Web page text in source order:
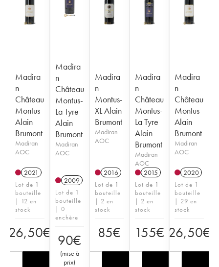
Madira
n
Château
Montus
Alain
Brumont
Madiran
AOC
2021
Lot de 1
bouteille
| 12 en
stock
26,50€
Madira
n
Château
Montus-
La Tyre
Alain
Brumont
Madiran
AOC
2009
Lot de 1
bouteille
| 0
enchère
90€
(mise à
prix)
Madira
n
Montus-
XL Alain
Brumont
Madiran
AOC
2016
Lot de 1
bouteille
| 2 en
stock
85€
Madira
n
Château
Montus-
La Tyre
Alain
Brumont
Madiran
AOC
2015
Lot de 1
bouteille
| 2 en
stock
155€
Madira
n
Château
Montus
Alain
Brumont
Madiran
AOC
2020
Lot de 1
bouteille
| 29 en
stock
26,50€